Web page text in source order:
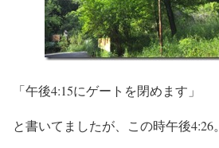
「午後4:15にゲートを閉めます」
と書いてましたが、この時午後4:26。